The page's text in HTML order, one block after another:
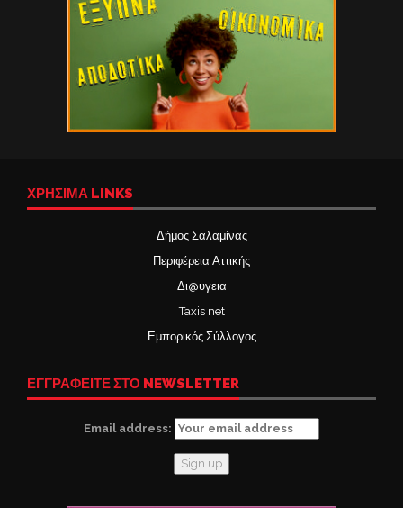
ΧΡΉΣΙΜΑ LINKS
Δήμος Σαλαμίνας
Περιφέρεια Αττικής
Δι@υγεια
Taxis net
Εμπορικός Σύλλογος
ΕΓΓΡΑΦΕΙΤΕ ΣΤΟ NEWSLETTER
Email address: